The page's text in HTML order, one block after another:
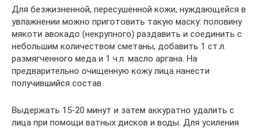
Для безжизненной, пересушенной кожи, нуждающейся в
увлажнении можно приготовить такую маску: половину
мякоти авокадо (некрупного) раздавить и соединить с
небольшим количеством сметаны, добавить 1 ст.л.
размягченного меда и 1 ч.л. масло аргана. На
предварительно очищенную кожу лица нанести
получившийся состав.
Выдержать 15-20 минут и затем аккуратно удалить с
лица при помощи ватных дисков и воды. Для усиления